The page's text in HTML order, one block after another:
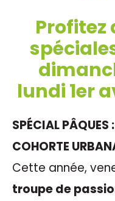
lundi 1er
SPÉCIAL PÂQUES
COHORTE
Cette année,
troupe de